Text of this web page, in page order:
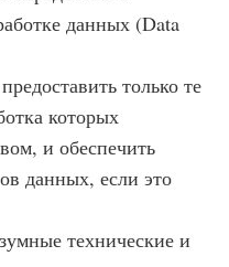
данных (Data
только те
которых
и обеспечить
данных, если это
технические и